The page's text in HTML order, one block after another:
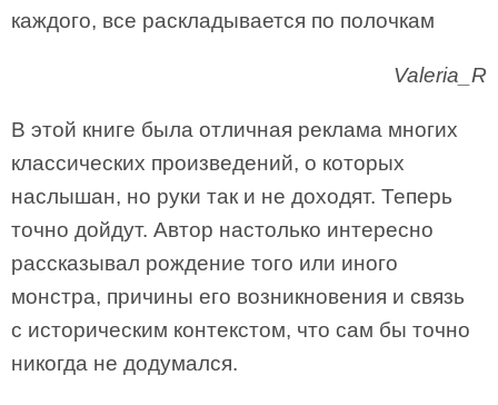
каждого, все раскладывается по полочкам
Valeria_R
В этой книге была отличная реклама многих
классических произведений, о которых
наслышан, но руки так и не доходят. Теперь
точно дойдут. Автор настолько интересно
рассказывал рождение того или иного
монстра, причины его возникновения и связь
с историческим контекстом, что сам бы точно
никогда не додумался.